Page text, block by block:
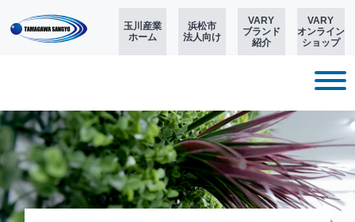
玉川産業
ホーム
浜松市
法人向け
VARY
ブランド
紹介
VARY
オンライン
ショップ